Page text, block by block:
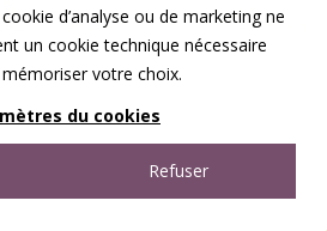
d’analyse ou de marketing ne
un cookie technique nécessaire
votre choix.
du cookies
Refuser